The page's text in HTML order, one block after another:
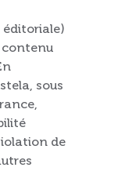
contenu
sous
de